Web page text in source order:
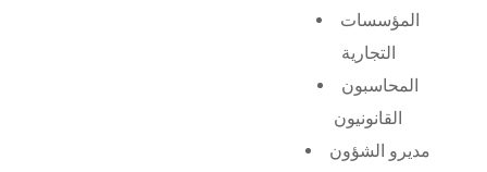
المؤسسات
التجارية
المحاسبون
القانونيون
مديرو الشؤون